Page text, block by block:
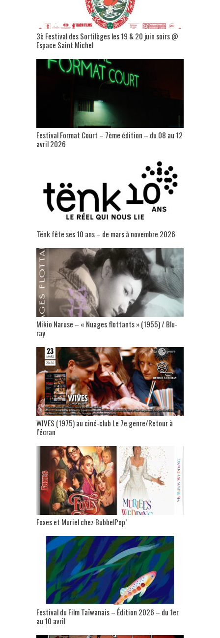
3è Festival des Sortilèges les 19 & 20 juin soirs @
Espace Saint Michel
Festival Format Court – 7ème édition – du 08 au 12
avril 2026
Tënk fête ses 10 ans – de mars à novembre 2026
Mikio Naruse – « Nuages flottants » (1955) / Blu-
ray
WIVES (1975) au ciné-club Le 7e genre/Retour à
l’écran
Foxes et Muriel chez BubbelPop’
Festival du Film Taïwanais – Édition 2026 – du 1er
au 10 avril